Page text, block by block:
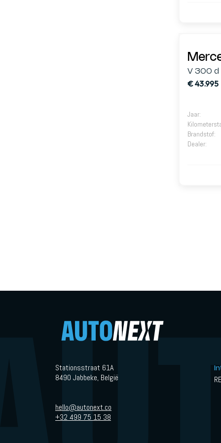
V 300 d
€ 43.995
Jaar:
Brandstof:
Dealer:
Stationsstraat 61A
8490 Jabbeke, België
hello@autonext.co
+32 499 75 15 38